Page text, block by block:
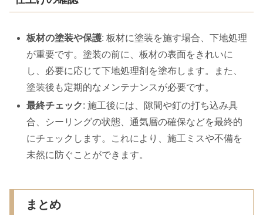
板材の塗装や保護: 板材に塗装を施す場合、下地処理
が重要です。塗装の前に、板材の表面をきれいに
し、必要に応じて下地処理剤を塗布します。また、
塗装後も定期的なメンテナンスが必要です。
最終チェック: 施工後には、隙間や釘の打ち込み具
合、シーリングの状態、通気層の確保などを最終的
にチェックします。これにより、施工ミスや不備を
未然に防ぐことができます。
まとめ